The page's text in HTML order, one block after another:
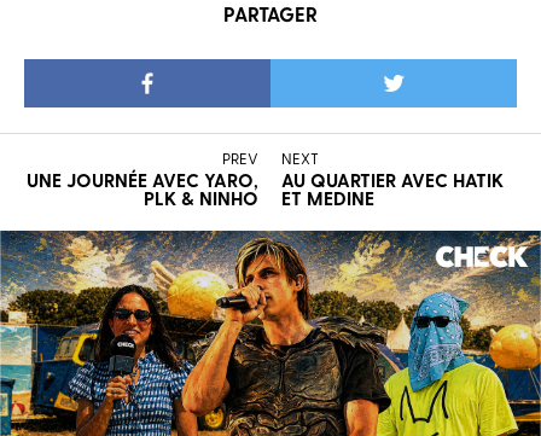
PARTAGER
PREV
UNE JOURNÉE AVEC YARO,
PLK & NINHO
NEXT
AU QUARTIER AVEC HATIK
ET MEDINE